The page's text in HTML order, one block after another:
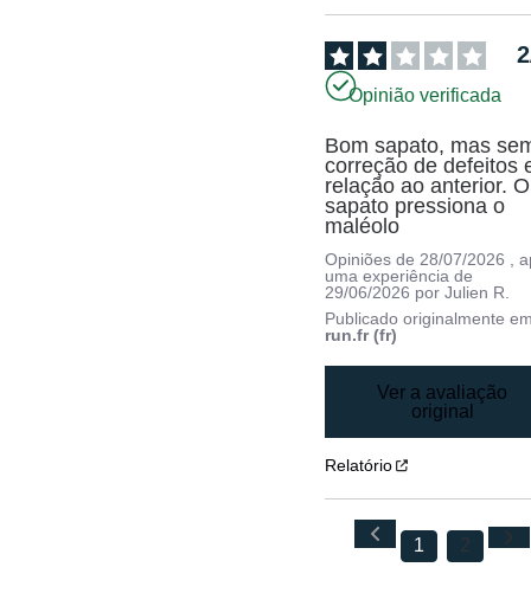
2
Opinião verificada
Bom sapato, mas
correção de defeitos
relação ao anterior. O
sapato pressiona o
maléolo
Opiniões de28/07/2026 ,
uma experiência de
29/06/2026 porJulien R.
Publicado originalmente
run.fr (fr)
Ver a avaliação
original
Relatório
1 2